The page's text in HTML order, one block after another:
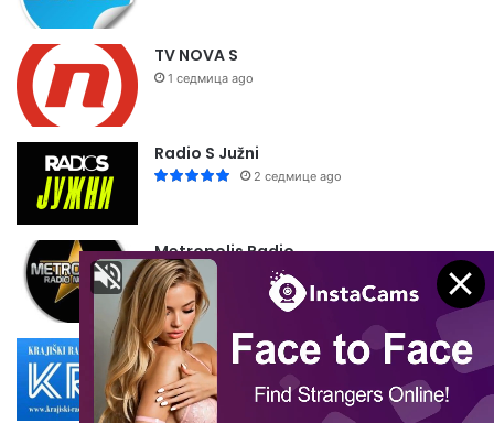
TV NOVA S
1 седмица ago
Radio S Južni
2 седмице ago
Metropolis Radio
2 седмице ago
Krajiški Radio Dubica
2 седмице ago